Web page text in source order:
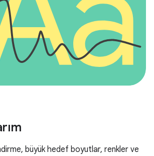
büyük hedef boyutlar, renkler ve